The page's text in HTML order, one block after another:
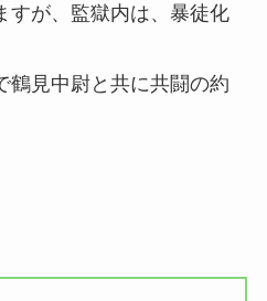
すが、監獄内は、暴徒化
鶴見中尉と共に共闘の約